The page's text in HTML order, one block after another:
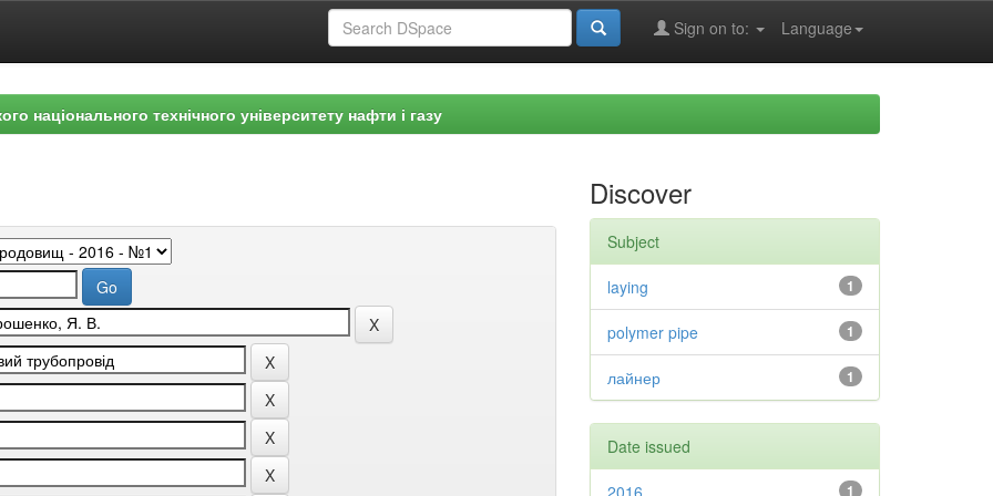
Language
Sign on to:
національного технічного університету нафти і газу
Discover
Subject
1
laying
1
polymer pipe
1
лайнер
Date issued
1
2016